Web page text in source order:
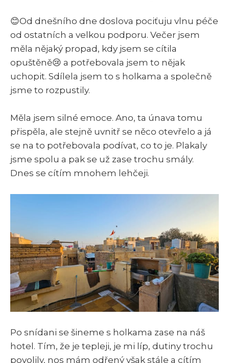
😊Od dnešního dne doslova pociťuju vlnu péče
od ostatních a velkou podporu. Večer jsem
měla nějaký propad, kdy jsem se cítila
opuštěně😢 a potřebovala jsem to nějak
uchopit. Sdílela jsem to s holkama a společně
jsme to rozpustily.
Měla jsem silné emoce. Ano, ta únava tomu
přispěla, ale stejně uvnitř se něco otevřelo a já
se na to potřebovala podívat, co to je. Plakaly
jsme spolu a pak se už zase trochu smály.
Dnes se cítím mnohem lehčeji.
Po snídani se šineme s holkama zase na náš
hotel. Tím, že je tepleji, je mi líp, dutiny trochu
povolily, nos mám odřený však stále a cítím